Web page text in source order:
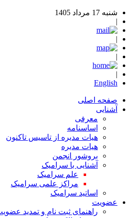
شنبه 17 مرداد 1405
English
صفحه اصلی
آشنایی
معرفی
اساسنامه
هیات مدیره از تاسیس تاکنون
هیات مدیره
بروشور انجمن
آشنایی با سرامیک
علم سرامیک
مراکز علمی سرامیک
اساتید سرامیک
عضویت
راهنمای ثبت نام و تمدید عضویت